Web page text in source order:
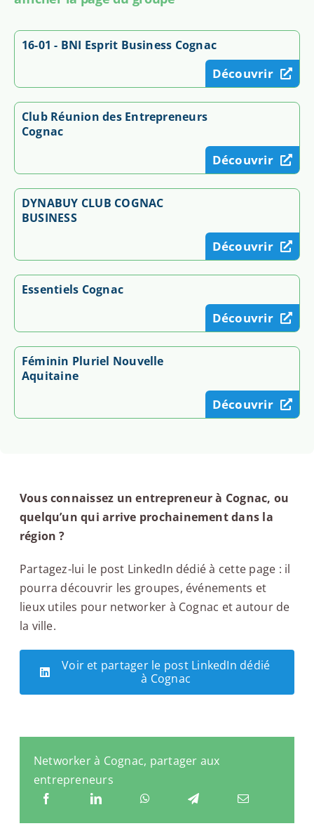
16-01 - BNI Esprit Business Cognac
Découvrir
Club Réunion des Entrepreneurs
Cognac
Découvrir
DYNABUY CLUB COGNAC
BUSINESS
Découvrir
Essentiels Cognac
Découvrir
Féminin Pluriel Nouvelle
Aquitaine
Découvrir
Vous connaissez un entrepreneur à Cognac, ou
quelqu’un qui arrive prochainement dans la
région ?
Partagez-lui le post LinkedIn dédié à cette page : il
pourra découvrir les groupes, événements et
lieux utiles pour networker à Cognac et autour de
la ville.
Voir et partager le post LinkedIn dédié
à Cognac
Networker à Cognac, partager aux
entrepreneurs